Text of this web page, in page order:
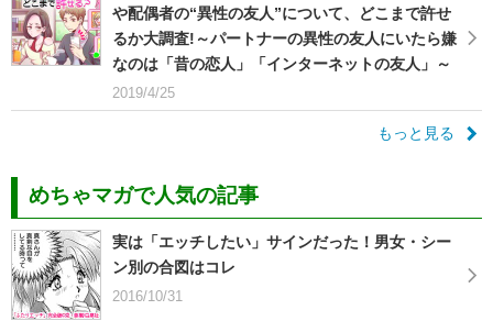
や配偶者の“異性の友人”について、どこまで許せ
るか大調査!～パートナーの異性の友人にいたら嫌
なのは「昔の恋人」「インターネットの友人」～
2019/4/25
もっと見る
めちゃマガで人気の記事
実は「エッチしたい」サインだった！男女・シー
ン別の合図はコレ
2016/10/31